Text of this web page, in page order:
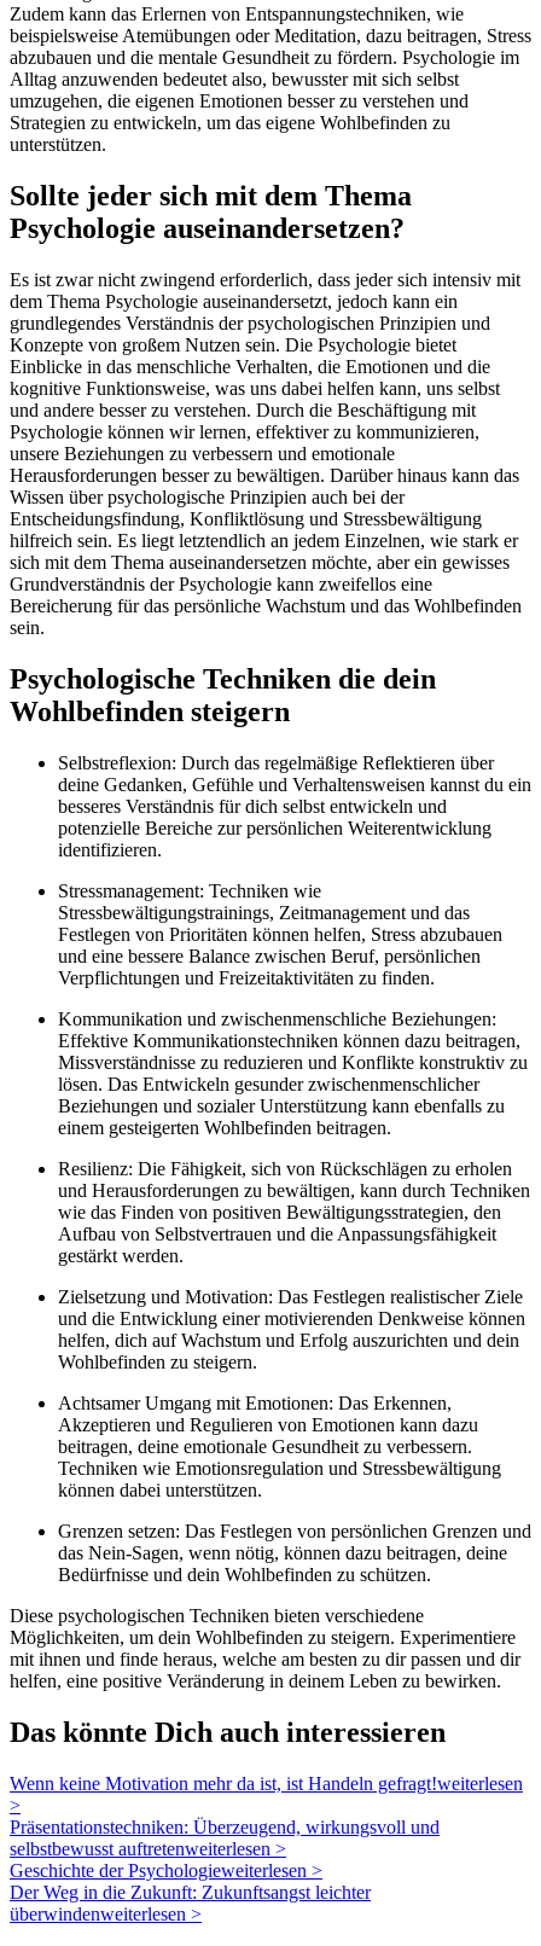
Zudem kann das Erlernen von Entspannungstechniken, wie
beispielsweise Atemübungen oder Meditation, dazu beitragen, Stress
abzubauen und die mentale Gesundheit zu fördern. Psychologie im
Alltag anzuwenden bedeutet also, bewusster mit sich selbst
umzugehen, die eigenen Emotionen besser zu verstehen und
Strategien zu entwickeln, um das eigene Wohlbefinden zu
unterstützen.
Sollte jeder sich mit dem Thema
Psychologie auseinandersetzen?
Es ist zwar nicht zwingend erforderlich, dass jeder sich intensiv mit
dem Thema Psychologie auseinandersetzt, jedoch kann ein
grundlegendes Verständnis der psychologischen Prinzipien und
Konzepte von großem Nutzen sein. Die Psychologie bietet
Einblicke in das menschliche Verhalten, die Emotionen und die
kognitive Funktionsweise, was uns dabei helfen kann, uns selbst
und andere besser zu verstehen. Durch die Beschäftigung mit
Psychologie können wir lernen, effektiver zu kommunizieren,
unsere Beziehungen zu verbessern und emotionale
Herausforderungen besser zu bewältigen. Darüber hinaus kann das
Wissen über psychologische Prinzipien auch bei der
Entscheidungsfindung, Konfliktlösung und Stressbewältigung
hilfreich sein. Es liegt letztendlich an jedem Einzelnen, wie stark er
sich mit dem Thema auseinandersetzen möchte, aber ein gewisses
Grundverständnis der Psychologie kann zweifellos eine
Bereicherung für das persönliche Wachstum und das Wohlbefinden
sein.
Psychologische Techniken die dein
Wohlbefinden steigern
Selbstreflexion: Durch das regelmäßige Reflektieren über
deine Gedanken, Gefühle und Verhaltensweisen kannst du ein
besseres Verständnis für dich selbst entwickeln und
potenzielle Bereiche zur persönlichen Weiterentwicklung
identifizieren.
Stressmanagement: Techniken wie
Stressbewältigungstrainings, Zeitmanagement und das
Festlegen von Prioritäten können helfen, Stress abzubauen
und eine bessere Balance zwischen Beruf, persönlichen
Verpflichtungen und Freizeitaktivitäten zu finden.
Kommunikation und zwischenmenschliche Beziehungen:
Effektive Kommunikationstechniken können dazu beitragen,
Missverständnisse zu reduzieren und Konflikte konstruktiv zu
lösen. Das Entwickeln gesunder zwischenmenschlicher
Beziehungen und sozialer Unterstützung kann ebenfalls zu
einem gesteigerten Wohlbefinden beitragen.
Resilienz: Die Fähigkeit, sich von Rückschlägen zu erholen
und Herausforderungen zu bewältigen, kann durch Techniken
wie das Finden von positiven Bewältigungsstrategien, den
Aufbau von Selbstvertrauen und die Anpassungsfähigkeit
gestärkt werden.
Zielsetzung und Motivation: Das Festlegen realistischer Ziele
und die Entwicklung einer motivierenden Denkweise können
helfen, dich auf Wachstum und Erfolg auszurichten und dein
Wohlbefinden zu steigern.
Achtsamer Umgang mit Emotionen: Das Erkennen,
Akzeptieren und Regulieren von Emotionen kann dazu
beitragen, deine emotionale Gesundheit zu verbessern.
Techniken wie Emotionsregulation und Stressbewältigung
können dabei unterstützen.
Grenzen setzen: Das Festlegen von persönlichen Grenzen und
das Nein-Sagen, wenn nötig, können dazu beitragen, deine
Bedürfnisse und dein Wohlbefinden zu schützen.
Diese psychologischen Techniken bieten verschiedene
Möglichkeiten, um dein Wohlbefinden zu steigern. Experimentiere
mit ihnen und finde heraus, welche am besten zu dir passen und dir
helfen, eine positive Veränderung in deinem Leben zu bewirken.
Das könnte Dich auch interessieren
Wenn keine Motivation mehr da ist, ist Handeln gefragt!weiterlesen
>
Präsentationstechniken: Überzeugend, wirkungsvoll und
selbstbewusst auftretenweiterlesen >
Geschichte der Psychologieweiterlesen >
Der Weg in die Zukunft: Zukunftsangst leichter
überwindenweiterlesen >